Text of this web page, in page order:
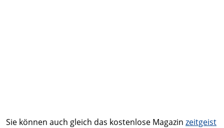
Sie können auch gleich das kostenlose Magazin zeitgeist